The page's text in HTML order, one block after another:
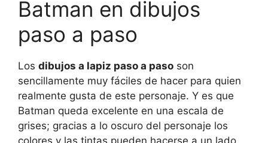
Batman en dibujos
paso a paso
Los dibujos a lapiz paso a paso son
sencillamente muy fáciles de hacer para quien
realmente gusta de este personaje. Y es que
Batman queda excelente en una escala de
grises; gracias a lo oscuro del personaje los
colores y las tintas pueden hacerse a un lado